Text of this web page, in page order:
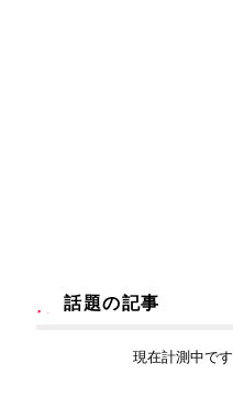
話題の記事
現在計測中です